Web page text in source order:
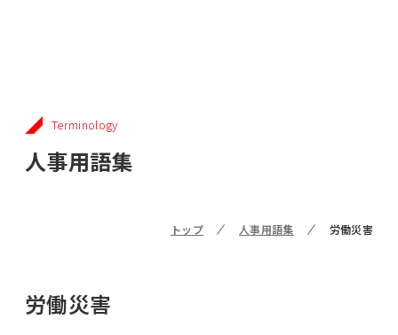
Terminology
人事用語集
トップ 人事用語集 労働災害
労働災害